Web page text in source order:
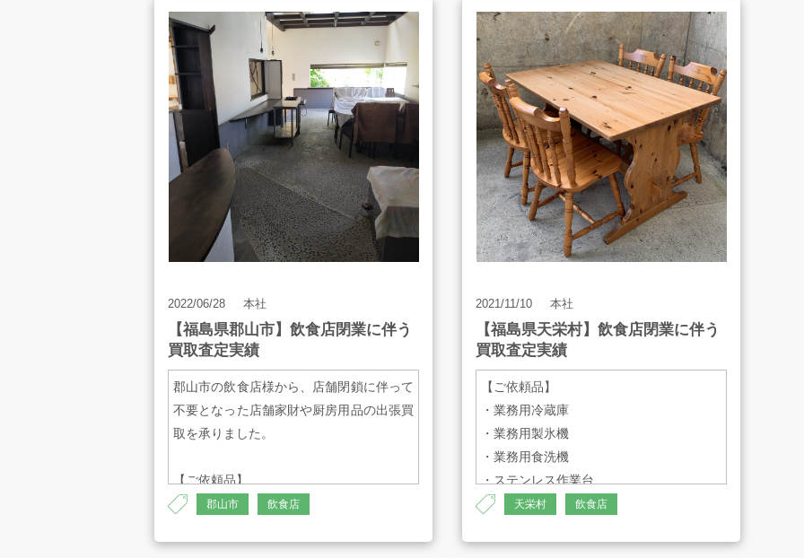
・tanico タニコー 業務用 二層式シンク
・照明類 まとめ
・フィンナンシェ用型・バット類
・その他
2022/06/28 本社
【福島県郡山市】飲食店閉業に伴う
買取査定実績
郡山市の飲食店様から、店舗閉鎖に伴って
不要となった店舗家財や厨房用品の出張買
取を承りました。
【ご依頼品】
・マルゼン コンベクションオーブン：
・maruzen 電磁フライヤー：MIF-18
郡山市 飲食店
2021/11/10 本社
【福島県天栄村】飲食店閉業に伴う
買取査定実績
【ご依頼品】
・業務用冷蔵庫
・業務用製氷機
・業務用食洗機
・ステンレス作業台
・ステンレスシンク
・木製テーブル／イスセット
天栄村 飲食店